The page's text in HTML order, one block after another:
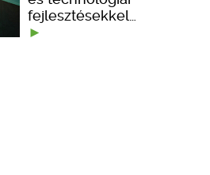
fejlesztésekkel…